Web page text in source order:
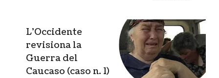
L’Occidente
revisiona la
Guerra del
Caucaso (caso n. 1)